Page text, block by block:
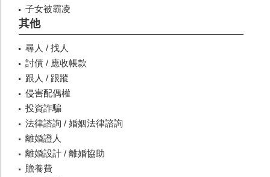
子女被霸凌
其他
尋人 / 找人
討債 / 應收帳款
跟人 / 跟蹤
侵害配偶權
投資詐騙
法律諮詢 / 婚姻法律諮詢
離婚證人
離婚設計 / 離婚協助
贍養費